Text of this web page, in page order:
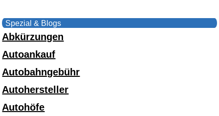
Spezial & Blogs
Abkürzungen
Autoankauf
Autobahngebühr
Autohersteller
Autohöfe